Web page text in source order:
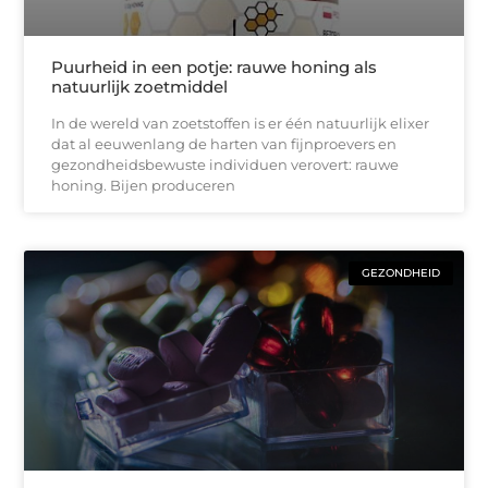
Puurheid in een potje: rauwe honing als
natuurlijk zoetmiddel
In de wereld van zoetstoffen is er één natuurlijk elixer
dat al eeuwenlang de harten van fijnproevers en
gezondheidsbewuste individuen verovert: rauwe
honing. Bijen produceren
GEZONDHEID